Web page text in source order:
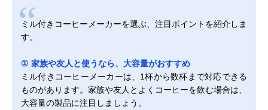
ミル付きコーヒーメーカーを選ぶ、注目ポイントを紹介しま
す。
① 家族や友人と使うなら、大容量がおすすめ
ミル付きコーヒーメーカーは、1杯から数杯まで対応できる
ものがあります。家族や友人とよくコーヒーを飲む場合は、
大容量の製品に注目しましょう。